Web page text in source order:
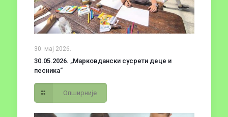
30. мај 2026.
30.05.2026. „Марковдански сусрети деце и
песника“
Опширније